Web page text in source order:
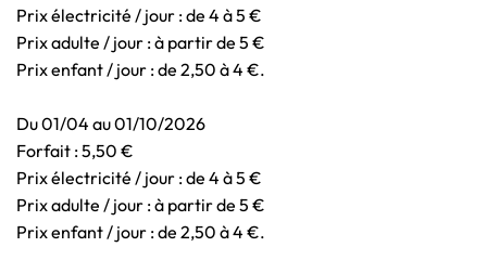
Prix électricité / jour : de 4 à 5 €
Prix adulte / jour : à partir de 5 €
Prix enfant / jour : de 2,50 à 4 €.
Du 01/04 au 01/10/2026
Forfait : 5,50 €
Prix électricité / jour : de 4 à 5 €
Prix adulte / jour : à partir de 5 €
Prix enfant / jour : de 2,50 à 4 €.